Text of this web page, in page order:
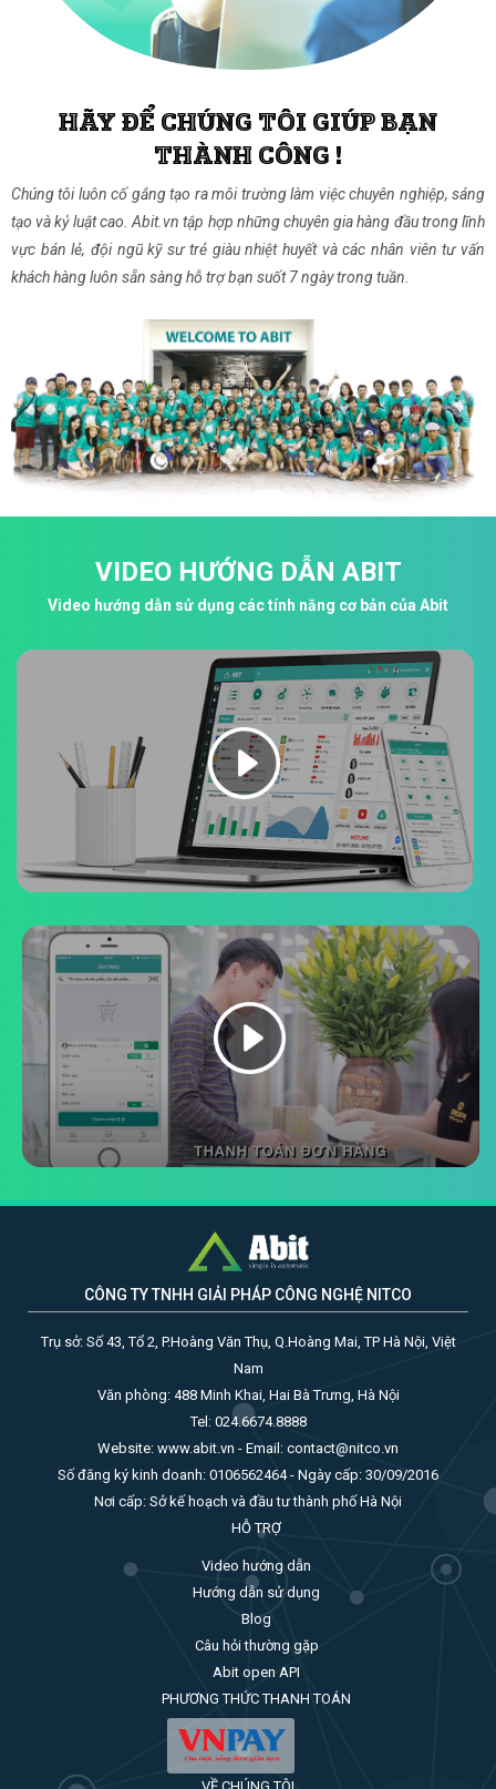
HÃY ĐỂ CHÚNG TÔI GIÚP BẠN
THÀNH CÔNG !
Chúng tôi luôn cố gắng tạo ra môi trường làm việc chuyên nghiệp, sáng
tạo và kỷ luật cao. Abit.vn tập hợp những chuyên gia hàng đầu trong lĩnh
vực bán lẻ, đội ngũ kỹ sư trẻ giàu nhiệt huyết và các nhân viên tư vấn
khách hàng luôn sẵn sàng hỗ trợ bạn suốt 7 ngày trong tuần.
VIDEO HƯỚNG DẪN ABIT
Video hướng dẫn sử dụng các tính năng cơ bản của Abit
CÔNG TY TNHH GIẢI PHÁP CÔNG NGHỆ NITCO
Trụ sở: Số 43, Tổ 2, P.Hoàng Văn Thụ, Q.Hoàng Mai, TP Hà Nội, Việt
Nam
Văn phòng: 488 Minh Khai, Hai Bà Trưng, Hà Nội
Tel: 024.6674.8888
Website: www.abit.vn - Email: contact@nitco.vn
Số đăng ký kinh doanh: 0106562464 - Ngày cấp: 30/09/2016
Nơi cấp: Sở kế hoạch và đầu tư thành phố Hà Nội
HỖ TRỢ
Video hướng dẫn
Hướng dẫn sử dụng
Blog
Câu hỏi thường gặp
Abit open API
PHƯƠNG THỨC THANH TOÁN